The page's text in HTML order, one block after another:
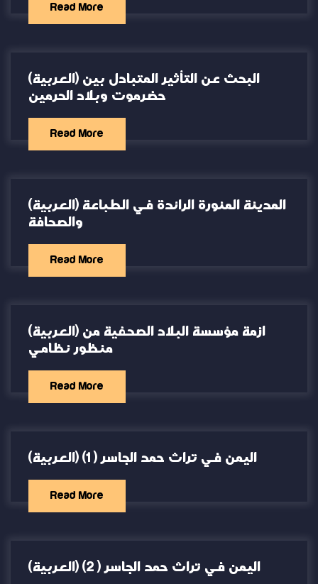
Read More
(العربية) البحث عن التأثير المتبادل بين
حضرموت وبلاد الحرمين
Read More
(العربية) المدينة المنورة الرائدة في الطباعة
والصحافة
Read More
(العربية) ازمة مؤسسة البلاد الصحفية من
منظور نظامي
Read More
(العربية) اليمن في تراث حمد الجاسر ( 1)
Read More
(العربية) اليمن في تراث حمد الجاسر ( 2)